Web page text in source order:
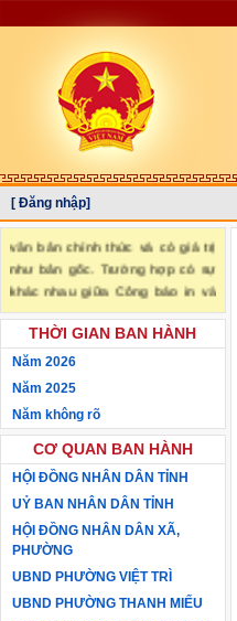
[ Đăng nhập]
"Văn bản đăng trên Công báo là
văn bản chính thức và có giá trị
như bản gốc. Trường hợp có sự
khác nhau giữa Công báo in và
Công báo điện tử thì sử dụng
Công báo in làm căn cứ chính
thức." (trích Nghị định số
THỜI GIAN BAN HÀNH
Năm 2026
Năm 2025
Năm không rõ
CƠ QUAN BAN HÀNH
HỘI ĐỒNG NHÂN DÂN TỈNH
UỶ BAN NHÂN DÂN TỈNH
HỘI ĐỒNG NHÂN DÂN XÃ,
PHƯỜNG
UBND PHƯỜNG VIỆT TRÌ
UBND PHƯỜNG THANH MIẾU